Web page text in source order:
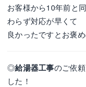
お客様から10年前と
わらず対応が早くて
良かったですとお褒
◎給湯器工事のご依
した！